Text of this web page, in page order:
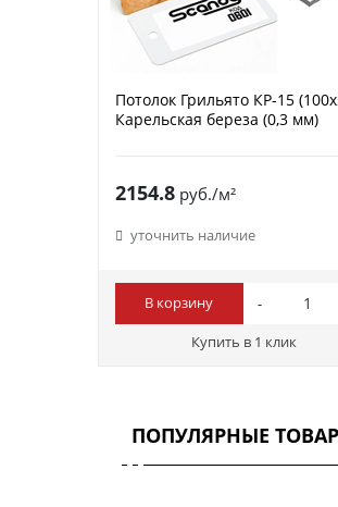
Потолок Грильято КР-15
Карельская береза (0,3 мм)
2154.8руб./м²
уточнить наличие
В корзину
Купить в 1 клик
ПОПУЛЯРНЫЕ